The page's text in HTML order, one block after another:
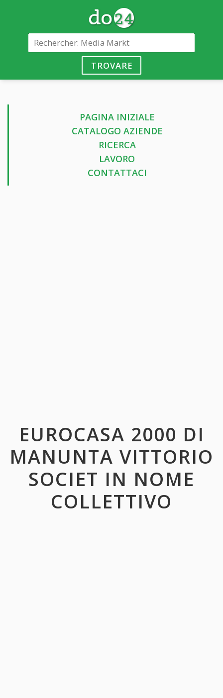
TROVARE
PAGINA INIZIALE
CATALOGO AZIENDE
RICERCA
LAVORO
CONTATTACI
EUROCASA 2000 DI
MANUNTA VITTORIO
SOCIET IN NOME
COLLETTIVO